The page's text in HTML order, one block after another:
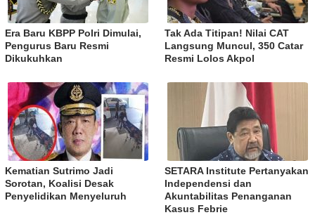
Era Baru KBPP Polri Dimulai,
Pengurus Baru Resmi
Dikukuhkan
Tak Ada Titipan! Nilai CAT
Langsung Muncul, 350 Catar
Resmi Lolos Akpol
Kematian Sutrimo Jadi
Sorotan, Koalisi Desak
Penyelidikan Menyeluruh
SETARA Institute Pertanyakan
Independensi dan
Akuntabilitas Penanganan
Kasus Febrie